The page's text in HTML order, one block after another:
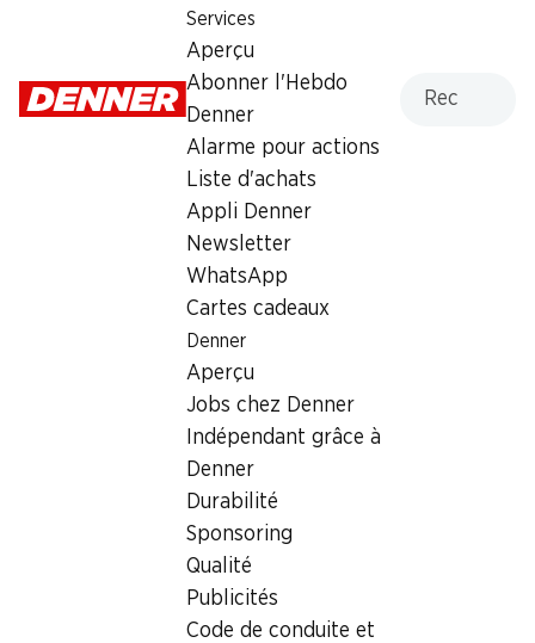
Services
Aperçu
Abonner l'Hebdo
Denner
Alarme pour actions
Liste d'achats
Appli Denner
Newsletter
WhatsApp
Cartes cadeaux
Denner
Aperçu
Jobs chez Denner
Indépendant grâce à
Denner
Durabilité
Sponsoring
Qualité
Publicités
Code de conduite et
Mercredi
Retrait d'espèces avec la carte
postale / M-Card